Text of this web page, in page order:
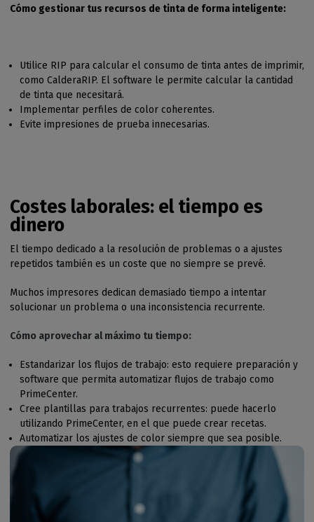
Cómo gestionar tus recursos de tinta de forma inteligente:
Utilice RIP para calcular el consumo de tinta antes de imprimir,
como CalderaRIP. El software le permite calcular la cantidad
de tinta que necesitará.
Implementar perfiles de color coherentes.
Evite impresiones de prueba innecesarias.
Costes laborales: el tiempo es
dinero
El tiempo dedicado a la resolución de problemas o a ajustes
repetidos también es un coste que no siempre se prevé.
Muchos impresores dedican demasiado tiempo a intentar
solucionar un problema o una inconsistencia recurrente.
Cómo aprovechar al máximo tu tiempo:
Estandarizar los flujos de trabajo: esto requiere preparación y
software que permita automatizar flujos de trabajo como
PrimeCenter.
Cree plantillas para trabajos recurrentes: puede hacerlo
utilizando PrimeCenter, en el que puede crear recetas.
Automatizar los ajustes de color siempre que sea posible.